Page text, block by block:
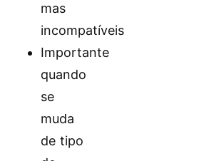
mas
incompatíveis
Importante
quando
se
muda
de tipo